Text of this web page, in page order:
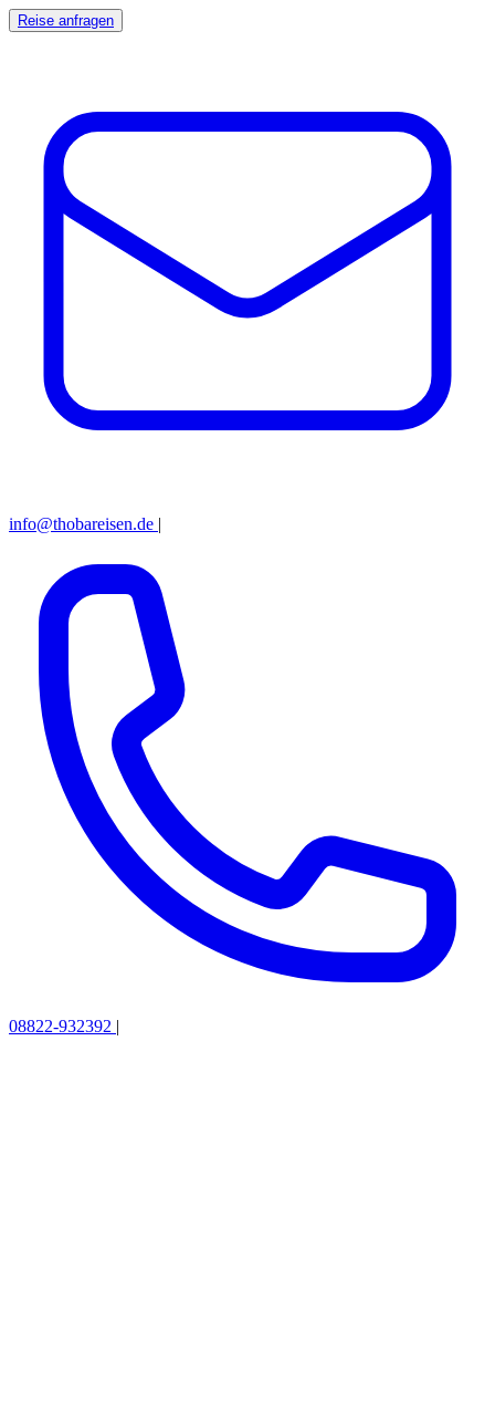
Reise anfragen
info@thobareisen.de |
08822-932392 |